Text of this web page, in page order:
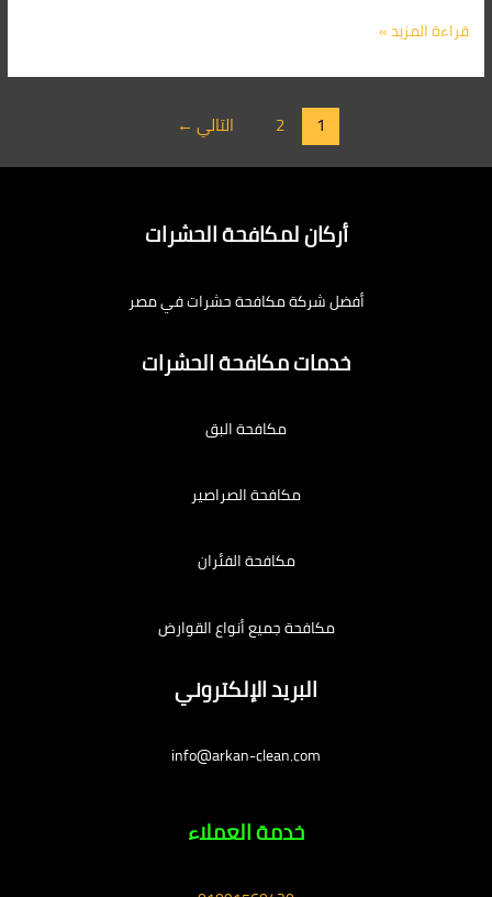
قراءة المزيد »
1
2 التالي ←
أركان لمكافحة الحشرات
أفضل شركة مكافحة حشرات في مصر
خدمات مكافحة الحشرات
مكافحة البق
مكافحة الصراصير
مكافحة الفئران
مكافحة جميع أنواع القوارض
البريد الإلكتروني
info@arkan-clean.com
خدمة العملاء